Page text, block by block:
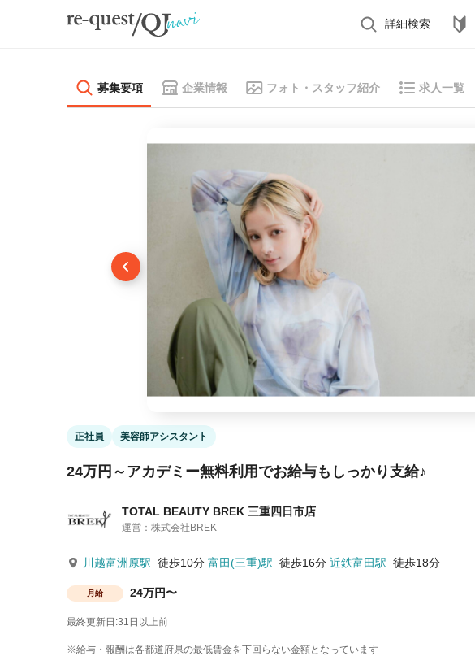
詳細検索
募集要項 企業情報 フォト・スタッフ紹介 求人一覧
正社員 美容師アシスタント
24万円～アカデミー無料利用でお給与もしっかり支給♪
TOTAL BEAUTY BREK 三重四日市店
運営：株式会社BREK
川越富洲原駅 徒歩10分 富田(三重)駅 徒歩16分 近鉄富田駅 徒歩18分
月給 24万円〜
最終更新日:31日以上前
※給与・報酬は各都道府県の最低賃金を下回らない金額となっています